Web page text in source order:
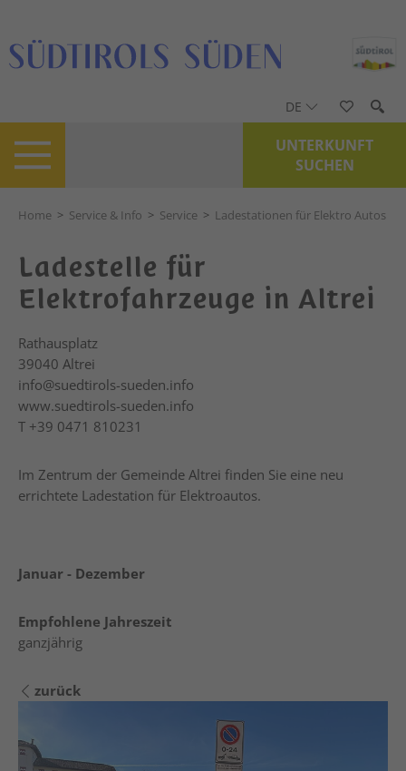
DE
UNTERKUNFT
SUCHEN
Home > Service & Info > Service > Ladestationen für Elektro Autos
Ladestelle für
Elektrofahrzeuge in Altrei
Rathausplatz
39040 Altrei
info@suedtirols-sueden.info
www.suedtirols-sueden.info
T +39 0471 810231
Im Zentrum der Gemeinde Altrei finden Sie eine neu
errichtete Ladestation für Elektroautos.
Januar - Dezember
Empfohlene Jahreszeit
ganzjährig
zurück